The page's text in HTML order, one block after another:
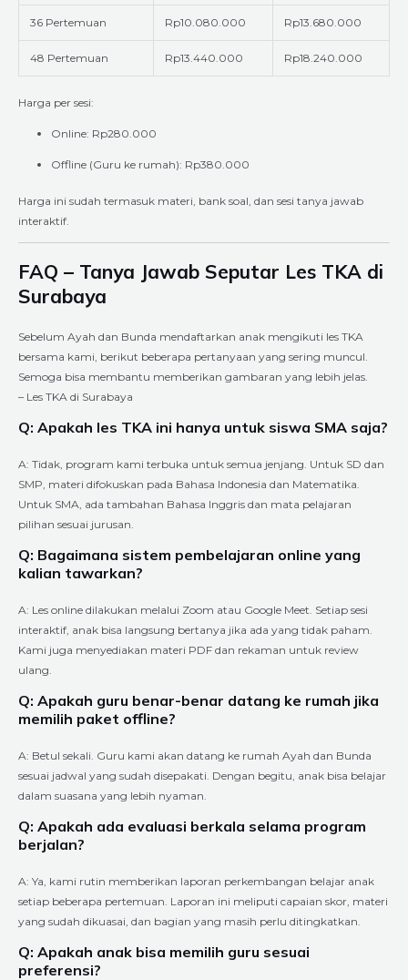
36 Pertemuan Rp10.080.000 Rp13.680.000
48 Pertemuan Rp13.440.000 Rp18.240.000
Harga per sesi:
Online: Rp280.000
Offline (Guru ke rumah): Rp380.000
Harga ini sudah termasuk materi, bank soal, dan sesi tanya jawab
interaktif.
FAQ – Tanya Jawab Seputar Les TKA di
Surabaya
Sebelum Ayah dan Bunda mendaftarkan anak mengikuti les TKA
bersama kami, berikut beberapa pertanyaan yang sering muncul.
Semoga bisa membantu memberikan gambaran yang lebih jelas.
– Les TKA di Surabaya
Q: Apakah les TKA ini hanya untuk siswa SMA saja?
A: Tidak, program kami terbuka untuk semua jenjang. Untuk SD dan
SMP, materi difokuskan pada Bahasa Indonesia dan Matematika.
Untuk SMA, ada tambahan Bahasa Inggris dan mata pelajaran
pilihan sesuai jurusan.
Q: Bagaimana sistem pembelajaran online yang
kalian tawarkan?
A: Les online dilakukan melalui Zoom atau Google Meet. Setiap sesi
interaktif, anak bisa langsung bertanya jika ada yang tidak paham.
Kami juga menyediakan materi PDF dan rekaman untuk review
ulang.
Q: Apakah guru benar-benar datang ke rumah jika
memilih paket offline?
A: Betul sekali. Guru kami akan datang ke rumah Ayah dan Bunda
sesuai jadwal yang sudah disepakati. Dengan begitu, anak bisa belajar
dalam suasana yang lebih nyaman.
Q: Apakah ada evaluasi berkala selama program
berjalan?
A: Ya, kami rutin memberikan laporan perkembangan belajar anak
setiap beberapa pertemuan. Laporan ini meliputi capaian skor, materi
yang sudah dikuasai, dan bagian yang masih perlu ditingkatkan.
Q: Apakah anak bisa memilih guru sesuai
preferensi?